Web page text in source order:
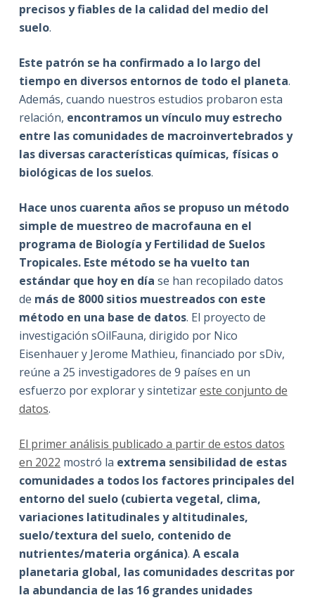
precisos y fiables de la calidad del medio del
suelo.
Este patrón se ha confirmado a lo largo del
tiempo en diversos entornos de todo el planeta.
Además, cuando nuestros estudios probaron esta
relación, encontramos un vínculo muy estrecho
entre las comunidades de macroinvertebrados y
las diversas características químicas, físicas o
biológicas de los suelos.
Hace unos cuarenta años se propuso un método
simple de muestreo de macrofauna en el
programa de Biología y Fertilidad de Suelos
Tropicales. Este método se ha vuelto tan
estándar que hoy en día se han recopilado datos
de más de 8000 sitios muestreados con este
método en una base de datos. El proyecto de
investigación sOilFauna, dirigido por Nico
Eisenhauer y Jerome Mathieu, financiado por sDiv,
reúne a 25 investigadores de 9 países en un
esfuerzo por explorar y sintetizareste conjunto de
datos.
El primer análisis publicado a partir de estos datos
en 2022 mostró la extrema sensibilidad de estas
comunidades a todos los factores principales del
entorno del suelo (cubierta vegetal, clima,
variaciones latitudinales y altitudinales,
suelo/textura del suelo, contenido de
nutrientes/materia orgánica). A escala
planetaria global, las comunidades descritas por
la abundancia de las 16 grandes unidades